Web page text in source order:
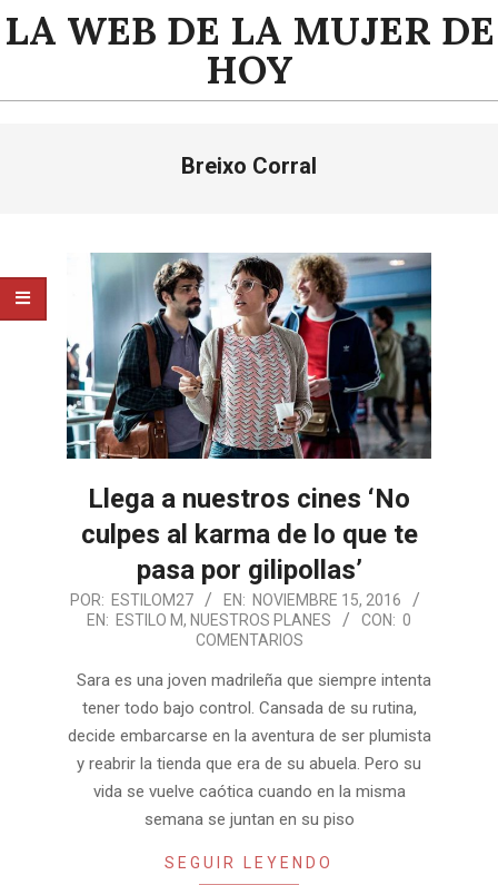
Saltar
alLA WEB DE LA MUJER DE
HOY
Breixo Corral
Llega a nuestros cines ‘No
culpes al karma de lo que te
pasa por gilipollas’
2016-
11-
POR: ESTILOM27 EN: NOVIEMBRE 15, 2016
EN: ESTILO M, NUESTROS PLANES CON: 0
COMENTARIOS
Sara es una joven madrileña que siempre intenta
tener todo bajo control. Cansada de su rutina,
decide embarcarse en la aventura de ser plumista
y reabrir la tienda que era de su abuela. Pero su
vida se vuelve caótica cuando en la misma
semana se juntan en su piso
SEGUIR LEYENDO